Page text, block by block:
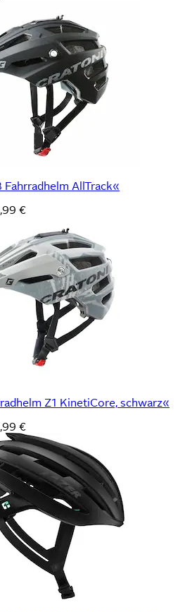
Fahrradhelm AllTrack«
€
Z1 KinetiCore, schwarz«
€